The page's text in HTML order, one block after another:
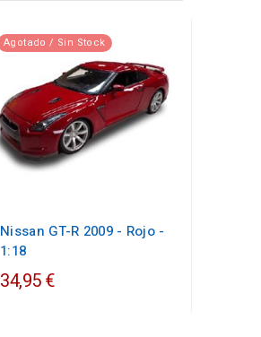
Agotado / Sin Stock
Nissan GT-R 2009 - Rojo -
1:18
34,95 €